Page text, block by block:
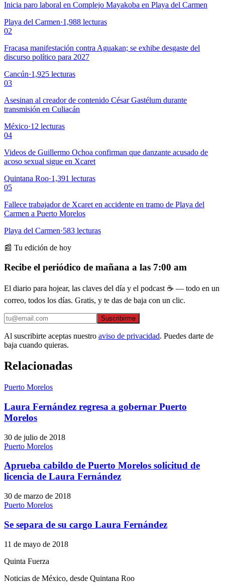
Inicia paro laboral en Complejo Mayakoba en Playa del Carmen
Playa del Carmen·1,988 lecturas
02
Fracasa manifestación contra Aguakan; se exhibe desgaste del
discurso político para 2027
Cancún·1,925 lecturas
03
Asesinan al creador de contenido César Gastélum durante
transmisión en Culiacán
México·12 lecturas
04
Videos de Guillermo Ochoa confirman que danzante acusado de
acoso sexual sigue en Xcaret
Quintana Roo·1,391 lecturas
05
Fallece trabajador de Xcaret en accidente en tramo de Playa del
Carmen a Puerto Morelos
Playa del Carmen·583 lecturas
📰 Tu edición de hoy
Recibe el periódico de mañana a las 7:00 am
El diario para hojear, las claves del día y el podcast ☕ — todo en un
correo, todos los días. Gratis, y te das de baja con un clic.
Suscribirme
Al suscribirte aceptas nuestro aviso de privacidad. Puedes darte de
baja cuando quieras.
Relacionadas
Puerto Morelos
Laura Fernández regresa a gobernar Puerto
Morelos
30 de julio de 2018
Puerto Morelos
Aprueba cabildo de Puerto Morelos solicitud de
licencia de Laura Fernández
30 de marzo de 2018
Puerto Morelos
Se separa de su cargo Laura Fernández
11 de mayo de 2018
Quinta Fuerza
Noticias de México, desde Quintana Roo